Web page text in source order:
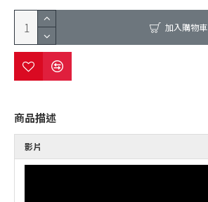
加入購物車
商品描述
影片